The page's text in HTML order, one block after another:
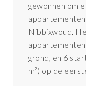
gewonnen om
Nibbixwoud.
appartementen
grond, en 6
m²) op de